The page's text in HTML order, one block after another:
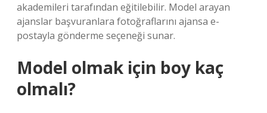
akademileri tarafından eğitilebilir. Model arayan
ajanslar başvuranlara fotoğraflarını ajansa e-
postayla gönderme seçeneği sunar.
Model olmak için boy kaç
olmalı?